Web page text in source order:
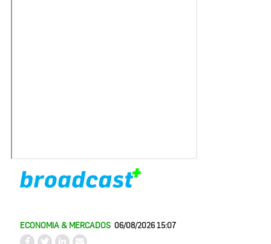
ECONOMIA & MERCADOS 06/08/2026 15:07